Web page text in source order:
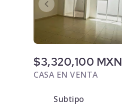
$3,320,100 MXN
CASA EN VENTA
Subtipo